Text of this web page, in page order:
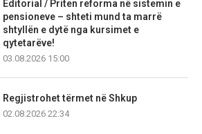
Editorial / Priten reforma në sistemin e
pensioneve – shteti mund ta marrë
shtyllën e dytë nga kursimet e
qytetarëve!
03.08.2026 15:00
Regjistrohet tërmet në Shkup
02.08.2026 22:34